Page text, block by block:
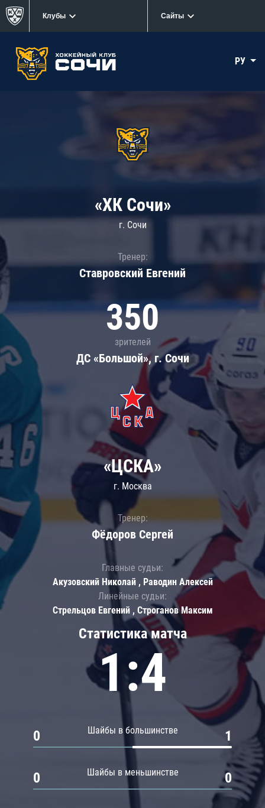
Клубы Сайты
РУ
«ХК Сочи»
г. Сочи
Тренер:
Ставровский Евгений
350
зрителей
ДС «Большой», г. Сочи
Статистика матча
1:4
Шайбы в большинстве
0 1
Шайбы в меньшинстве
0 0
«ЦСКА»
г. Москва
Тренер:
Фёдоров Сергей
Главные судьи:
Акузовский Николай , Раводин Алексей
Линейные судьи:
Стрельцов Евгений , Строганов Максим